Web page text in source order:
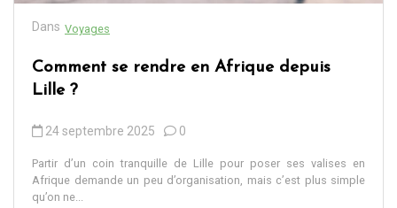
Dans Voyages
Comment se rendre en Afrique depuis
Lille ?
24 septembre 2025 0
Partir d’un coin tranquille de Lille pour poser ses valises en
Afrique demande un peu d’organisation, mais c’est plus simple
qu’on ne...